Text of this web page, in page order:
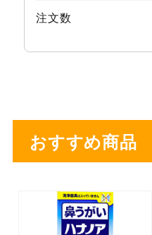
注文数
おすすめ商品